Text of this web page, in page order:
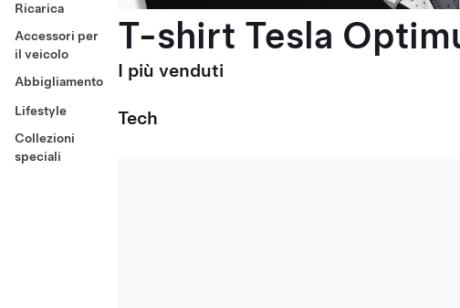
Ricarica
Accessori per
il veicolo
Abbigliamento
Lifestyle
Collezioni
speciali
T-shirt Tesla
I più venduti
Tech